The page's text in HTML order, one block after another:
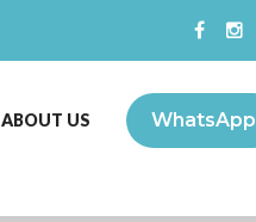
WhatsApp
ABOUT US